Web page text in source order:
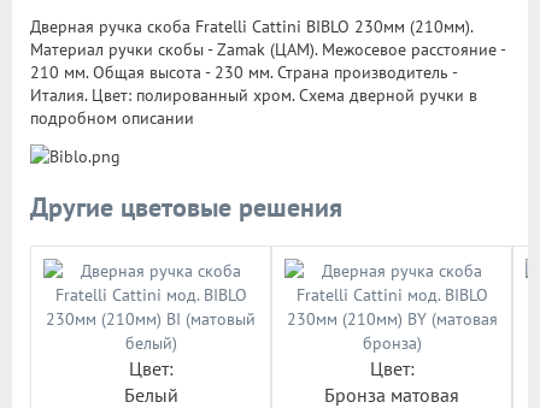
Дверная ручка скоба Fratelli Cattini BIBLO 230мм (210мм).
Материал ручки скобы - Zamak (ЦАМ). Межосевое расстояние -
210 мм. Общая высота - 230 мм. Страна производитель -
Италия. Цвет: полированный хром. Схема дверной ручки в
подробном описании
Другие цветовые решения
Цвет:
Белый
Цвет:
Бронза матовая